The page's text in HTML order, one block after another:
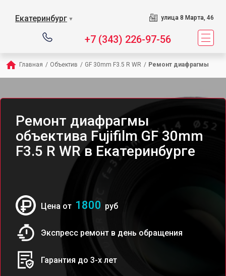
Екатеринбург ▼ улица 8 Марта, 46
+7 (343) 226-97-56
Главная / Объектив / GF 30mm F3.5 R WR / Ремонт диафрагмы
Ремонт диафрагмы
объектива Fujifilm GF 30mm
F3.5 R WR в Екатеринбурге
Цена от 1800 руб
Экспресс ремонт в день обращения
Гарантия до 3-х лет